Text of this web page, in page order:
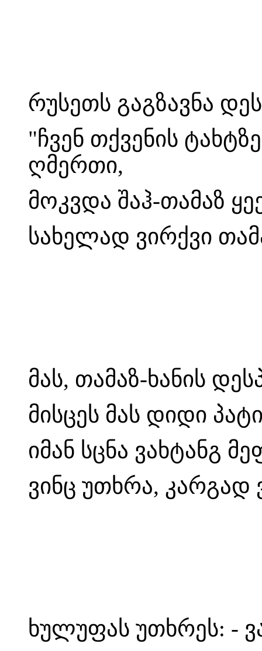
რუსეთს გაგზავნა
"ჩვენ თქვენის
ღმერთი,
მოკვდა შაჰ-თამაზ
სახელად ვირქვი
მას, თამაზ-ხანის
მისცეს მას დიდი
იმან სცნა ვახტანგ
ვინც უთხრა,
ხულუფას უთხრეს: -